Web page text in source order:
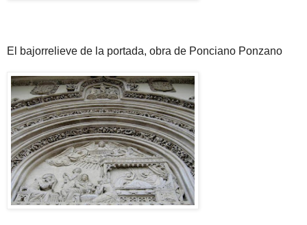
El bajorrelieve de la portada, obra de Ponciano Ponzano